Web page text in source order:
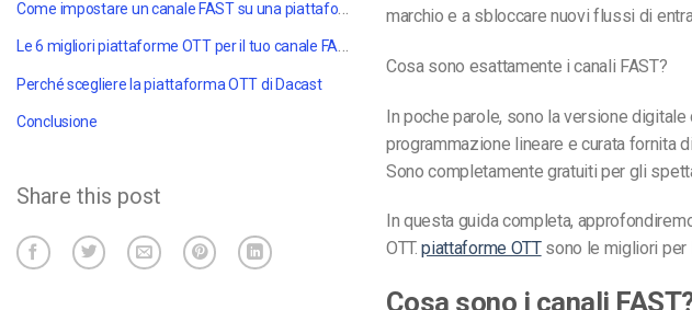
Le 6 migliori piattaforme OTT per il tuo canale FAST
Perché scegliere la piattaforma OTT di Dacast
Conclusione
Share this post
marchio e a sbloccare nuovi flussi di
Cosa sono esattamente i canali FAST?
In poche parole, sono la versione
programmazione lineare e curata fornita
Sono completamente gratuiti per gli
In questa guida completa,
OTT.piattaforme OTTsono le migliori per
Cosa sono i canali